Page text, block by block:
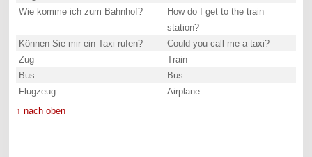
Wie komme ich zum Bahnhof?
How do I get to the train
station?
Können Sie mir ein Taxi rufen?
Could you call me a taxi?
Zug
Train
Bus
Bus
Flugzeug
Airplane
↑ nach oben